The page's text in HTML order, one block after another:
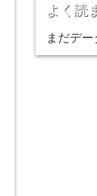
よく読
まだデー